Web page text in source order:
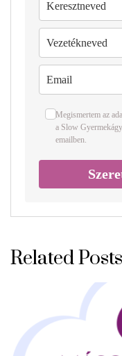
Megismertem az
a Slow
emailben.
Related Posts